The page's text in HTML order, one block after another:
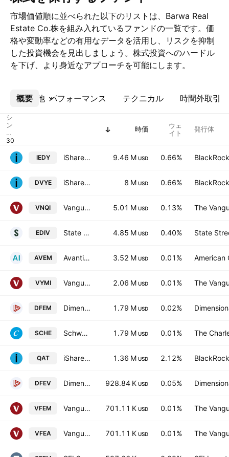
市場価値順に並べられた以下のリストは、Barwa Real
Estate Co.株を組み入れているファンドの一覧です。価
格や変動率などの有用なデータを活用し、リスクを抑制
した投資機会を見出しましょう。株式投資へのハードル
を下げ、より身近なアプローチを可能にします。
概要 パフォーマンス テクニカル 時間外取引
その他
シ
ン
ボ
ル
時価
ウェ
イト
発行体
IEDY iShares EM Dividend UCITS ETF 9.46 M USD 0.66%
DVYE iShares Emerging Markets Dividend ETF 8 M USD 0.66%
VNQI Vanguard Global ex-U.S. Real Estate ETF 5.01 M USD 0.13% The
EDIV State Street SPDR S&P Emerging Markets Dividend ETF 4.85 M USD 0.40% State
AVEM Avantis Emerging Markets Equity ETF 3.52 M USD 0.01% American
VYMI Vanguard International High Dividend Yield ETF 2.06 M USD 0.01% The
DFEM Dimensional Emerging Markets Core Equity 2 ETF 1.79 M USD 0.02%
SCHE Schwab Emerging Markets Equity ETF 1.79 M USD 0.01% The
QAT iShares MSCI Qatar ETF 1.36 M USD 2.12%
DFEV Dimensional Emerging Markets Value ETF 928.84 K USD 0.05%
VFEM Vanguard FTSE Emerging Markets UCITS ETF 701.11 K USD 0.01% The
VFEA Vanguard FTSE Emerging Markets UCITS ETF AccumUSD 701.11 K USD 0.01% The